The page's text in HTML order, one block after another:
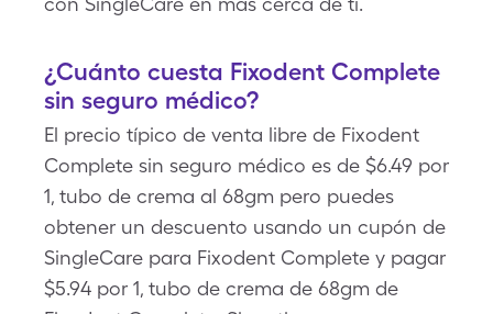
¿Cuánto cuesta Fixodent Complete
sin seguro médico?
El precio típico de venta libre de Fixodent
Complete sin seguro médico es de $6.49 por
1, tubo de crema al 68gm pero puedes
obtener un descuento usando un cupón de
SingleCare para Fixodent Complete y pagar
$5.94 por 1, tubo de crema de 68gm de